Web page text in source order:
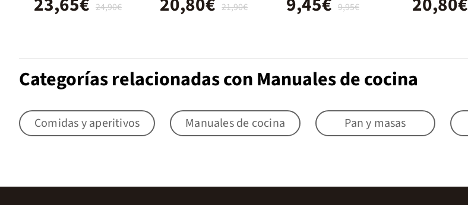
24,90€ 21,90€ 9,95€
Categorías relacionadas con Manuales de cocina
Comidas y aperitivos Manuales de cocina Pan y masas